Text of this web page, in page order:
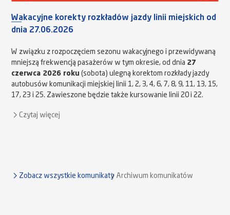
Wakacyjne korekty rozkładów jazdy linii miejskich od
dnia 27.06.2026
W związku z rozpoczęciem sezonu wakacyjnego i przewidywaną
mniejszą frekwencją pasażerów w tym okresie, od dnia 27
czerwca 2026 roku (sobota) ulegną korektom rozkłady jazdy
autobusów komunikacji miejskiej linii 1, 2, 3, 4, 6, 7, 8, 9, 11, 13, 15,
17, 23 i 25. Zawieszone będzie także kursowanie linii 20 i 22.
Czytaj więcej
Zobacz wszystkie komunikaty Archiwum komunikatów